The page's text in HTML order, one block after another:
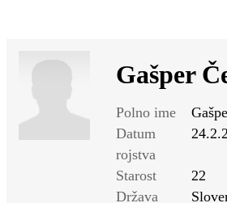
Gašper
Polno ime
Datum
rojstva
Starost
22
Država